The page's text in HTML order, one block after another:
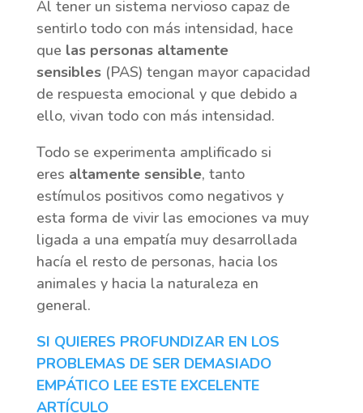
Al tener un sistema nervioso capaz de
sentirlo todo con más intensidad, hace
que las personas altamente
sensibles(PAS) tengan mayor capacidad
de respuesta emocional y que debido a
ello, vivan todo con más intensidad.
Todo se experimenta amplificado si
eres altamente sensible, tanto
estímulos positivos como negativos y
esta forma de vivir las emociones va muy
ligada a una empatía muy desarrollada
hacía el resto de personas, hacia los
animales y hacia la naturaleza en
general.
SI QUIERES PROFUNDIZAR EN LOS
PROBLEMAS DE SER DEMASIADO
EMPÁTICO LEE ESTE EXCELENTE
ARTÍCULO